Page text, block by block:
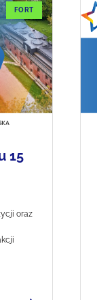
FORT
15
oraz